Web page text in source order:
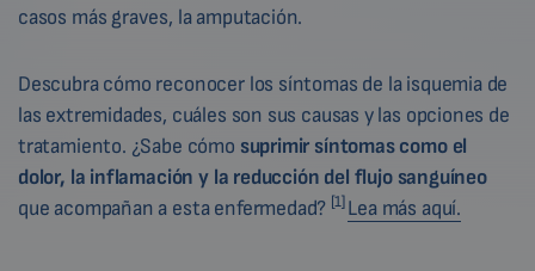
casos más graves, la amputación.
Descubra cómo reconocer los síntomas de la isquemia de
las extremidades, cuáles son sus causas y las opciones de
tratamiento. ¿Sabe cómo suprimir síntomas como el
dolor, la inflamación y la reducción del flujo sanguíneo
que acompañan a esta enfermedad? [1]Lea más aquí.